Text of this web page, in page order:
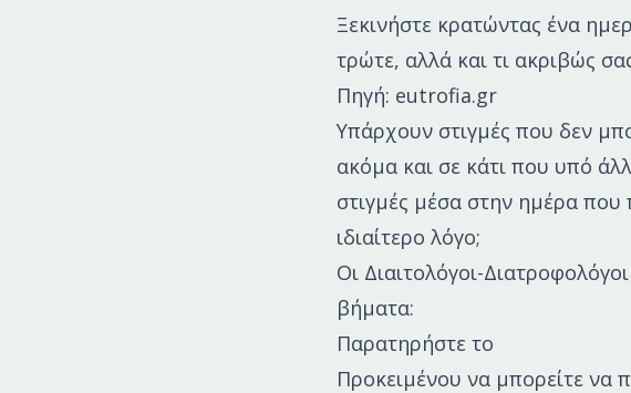
Ξεκινήστε κρατώντας ένα
τρώτε, αλλά και τι ακριβώς
Πηγή: eutrofia.gr
Υπάρχουν στιγμές που δεν
ακόμα και σε κάτι που υπό
στιγμές μέσα στην ημέρα που
ιδιαίτερο λόγο;
Οι Διαιτολόγοι-
βήματα:
Παρατηρήστε το
Προκειμένου να μπορείτε να